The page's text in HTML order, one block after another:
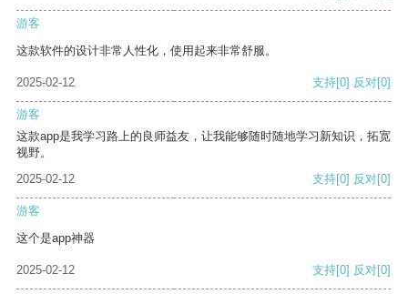
游客
这款软件的设计非常人性化，使用起来非常舒服。
2025-02-12 支持[0] 反对[0]
游客
这款app是我学习路上的良师益友，让我能够随时随地学习新知识，拓宽
视野。
2025-02-12
支持[0] 反对[0]
游客
这个是app神器
2025-02-12 支持[0] 反对[0]